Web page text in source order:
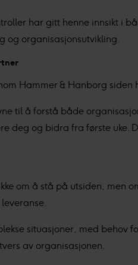
behandler innsamlet data
har gitt henne innsikt i
og organisasjonsutvikling.
Hammer & Hanborg siden
til å forstå både
deg og bidra fra første
om å stå på utsiden,
situasjoner, med
av organisasjonen.